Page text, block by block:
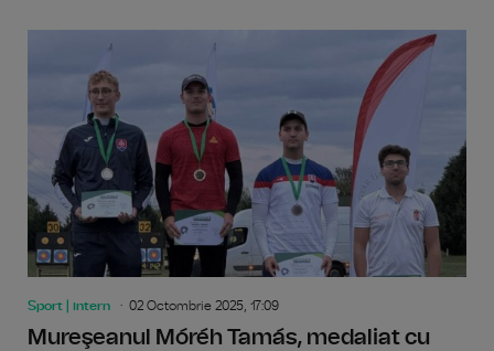
Sport | intern 02 Octombrie 2025, 17:09
Mureşeanul Móréh Tamás, medaliat cu